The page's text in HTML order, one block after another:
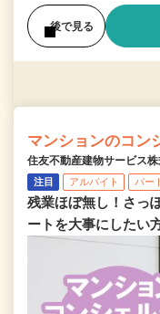
後で見る
マンションのコン
住友不動産建物サービス
注目 アルバイト パー
残業ほぼ無し！さっ
ートを大事にしたい